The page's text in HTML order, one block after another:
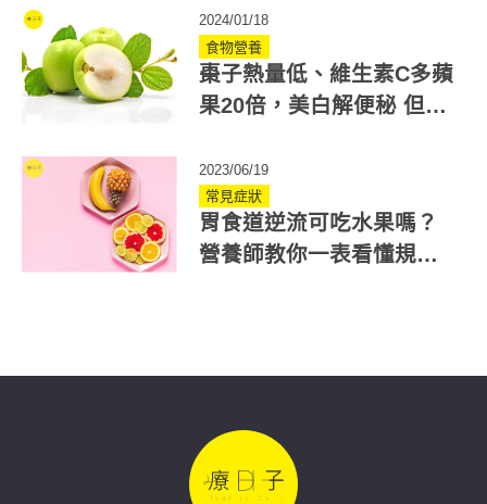
2024/01/18
食物營養
棗子熱量低、維生素C多蘋
果20倍，美白解便秘 但小
2023/06/19
常見症狀
胃食道逆流可吃水果嗎？
營養師教你一表看懂規